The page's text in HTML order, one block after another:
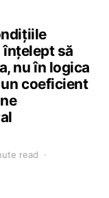
să
nu în logica
coeficient
read